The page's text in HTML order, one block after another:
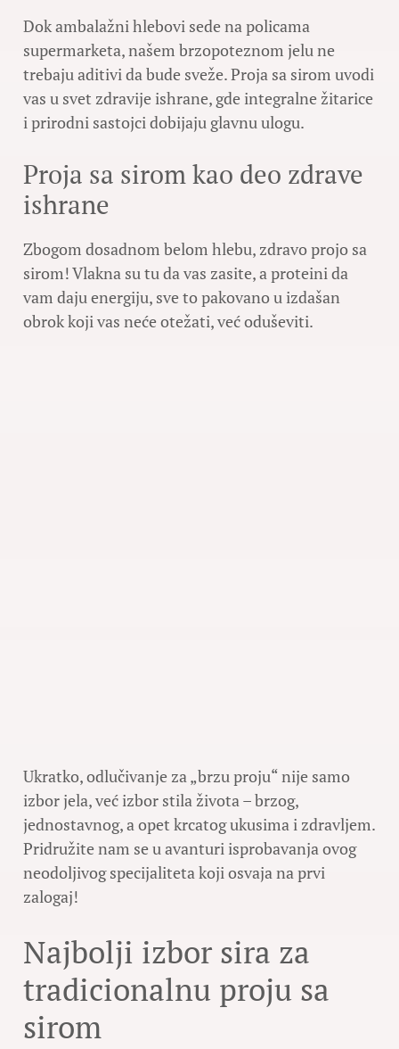
Dok ambalažni hlebovi sede na policama
supermarketa, našem brzopoteznom jelu ne
trebaju aditivi da bude sveže. Proja sa sirom uvodi
vas u svet zdravije ishrane, gde integralne žitarice
i prirodni sastojci dobijaju glavnu ulogu.
Proja sa sirom kao deo zdrave
ishrane
Zbogom dosadnom belom hlebu, zdravo projo sa
sirom! Vlakna su tu da vas zasite, a proteini da
vam daju energiju, sve to pakovano u izdašan
obrok koji vas neće otežati, već oduševiti.
Ukratko, odlučivanje za „brzu proju“ nije samo
izbor jela, već izbor stila života – brzog,
jednostavnog, a opet krcatog ukusima i zdravljem.
Pridružite nam se u avanturi isprobavanja ovog
neodoljivog specijaliteta koji osvaja na prvi
zalogaj!
Najbolji izbor sira za
tradicionalnu proju sa
sirom